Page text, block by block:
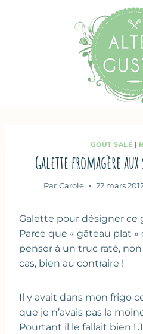
GOÛT SALÉ |
Galette fromagère
Par Carole 22 mars
Galette pour désigner ce
Parce que « gâteau plat
penser à un truc raté, non
cas, bien au contraire !
Il y avait dans mon frigo
que je n’avais pas la
Pourtant il le fallait bien !